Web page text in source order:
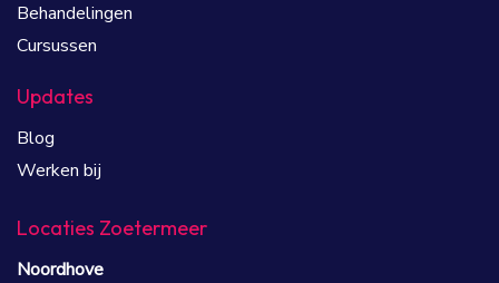
Behandelingen
Cursussen
Updates
Blog
Werken bij
Locaties Zoetermeer
Noordhove